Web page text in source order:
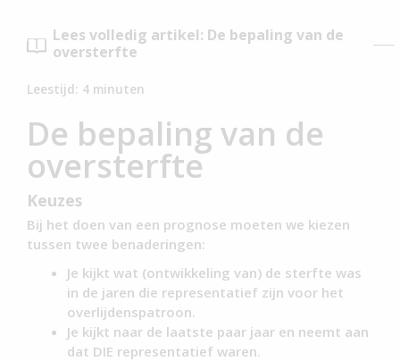
Lees volledig artikel: De bepaling van de
oversterfte
Leestijd: 4 minuten
De bepaling van de
oversterfte
Keuzes
Bij het doen van een prognose moeten we kiezen
tussen twee benaderingen:
Je kijkt wat (ontwikkeling van) de sterfte was
in de jaren die representatief zijn voor het
overlijdenspatroon.
Je kijkt naar de laatste paar jaar en neemt aan
dat DIE representatief waren.